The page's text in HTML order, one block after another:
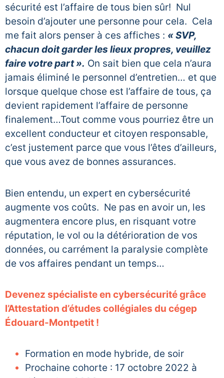
sécurité est l’affaire de tous bien sûr! Nul
besoin d’ajouter une personne pour cela. Cela
me fait alors penser à ces affiches : « SVP,
chacun doit garder les lieux propres, veuillez
faire votre part ». On sait bien que cela n’aura
jamais éliminé le personnel d’entretien… et que
lorsque quelque chose est l’affaire de tous, ça
devient rapidement l’affaire de personne
finalement…Tout comme vous pourriez être un
excellent conducteur et citoyen responsable,
c’est justement parce que vous l’êtes d’ailleurs,
que vous avez de bonnes assurances.
Bien entendu, un expert en cybersécurité
augmente vos coûts. Ne pas en avoir un, les
augmentera encore plus, en risquant votre
réputation, le vol ou la détérioration de vos
données, ou carrément la paralysie complète
de vos affaires pendant un temps…
Devenez spécialiste en cybersécurité grâce
l’Attestation d’études collégiales du cégep
Édouard-Montpetit !
Formation en mode hybride, de soir
Prochaine cohorte : 17 octobre 2022 à